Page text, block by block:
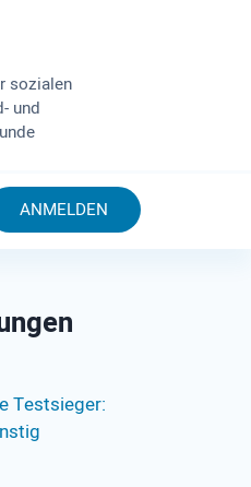
sozialen
und
ANMELDEN
Testsieger: